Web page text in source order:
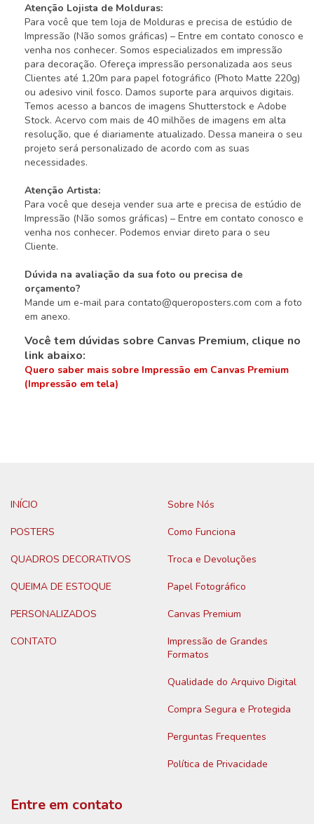
Atenção Lojista de Molduras:
Para você que tem loja de Molduras e precisa de estúdio de
Impressão (Não somos gráficas) – Entre em contato conosco e
venha nos conhecer. Somos especializados em impressão
para decoração. Ofereça impressão personalizada aos seus
Clientes até 1,20m para papel fotográfico (Photo Matte 220g)
ou adesivo vinil fosco. Damos suporte para arquivos digitais.
Temos acesso a bancos de imagens Shutterstock e Adobe
Stock. Acervo com mais de 40 milhões de imagens em alta
resolução, que é diariamente atualizado. Dessa maneira o seu
projeto será personalizado de acordo com as suas
necessidades.
Atenção Artista:
Para você que deseja vender sua arte e precisa de estúdio de
Impressão (Não somos gráficas) – Entre em contato conosco e
venha nos conhecer. Podemos enviar direto para o seu
Cliente.
Dúvida na avaliação da sua foto ou precisa de
orçamento?
Mande um e-mail para contato@queroposters.com com a foto
em anexo.
Você tem dúvidas sobre Canvas Premium, clique no
link abaixo:
Quero saber mais sobre Impressão em Canvas Premium
(Impressão em tela)
INÍCIO
POSTERS
QUADROS DECORATIVOS
QUEIMA DE ESTOQUE
PERSONALIZADOS
CONTATO
Sobre Nós
Como Funciona
Troca e Devoluções
Papel Fotográfico
Canvas Premium
Impressão de Grandes
Formatos
Qualidade do Arquivo Digital
Compra Segura e Protegida
Perguntas Frequentes
Política de Privacidade
Entre em contato